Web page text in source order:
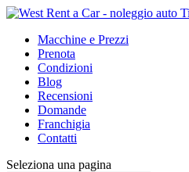
Macchine e Prezzi
Prenota
Condizioni
Blog
Recensioni
Domande
Franchigia
Contatti
Seleziona una pagina